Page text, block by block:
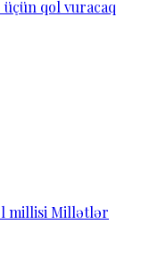
qol vuracaq
millisi Millətlər